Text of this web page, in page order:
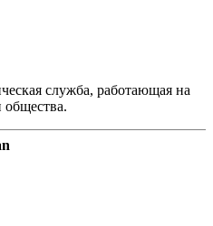
служба, работающая на